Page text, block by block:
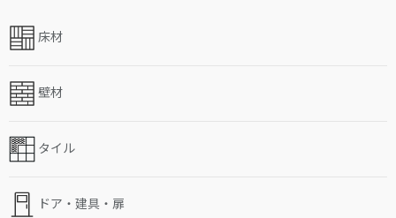
床材
壁材
タイル
ドア・建具・扉